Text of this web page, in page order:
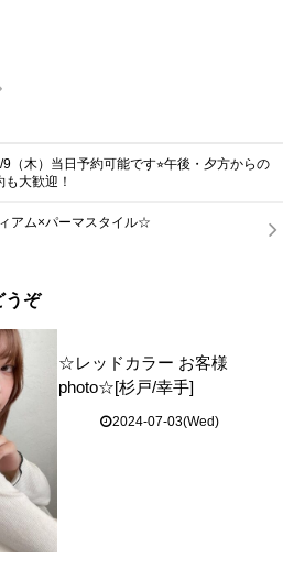
（木）当日予約可能です⭐︎午後・夕方からの
も大歓迎！
アム×パーマスタイル☆
うぞ
☆レッドカラー お客様
photo☆[杉戸/幸手]
2024-07-03(Wed)